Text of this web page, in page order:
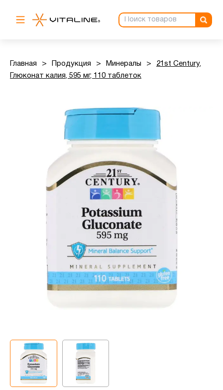
Главная > Продукция > Минералы >
21st Century,
Глюконат калия, 595 мг, 110 таблеток